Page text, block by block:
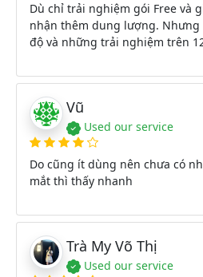
Dù chỉ trải nghiệm gói Free và
nhận thêm dung lượng. Nhưng
độ và những trải nghiệm trên
Vũ
Used our service
Do cũng ít dùng nên chưa có
mắt thì thấy nhanh
Trà My Võ Thị
Used our service